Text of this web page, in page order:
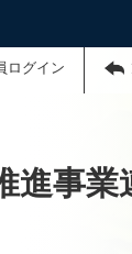
ログイン
進事業